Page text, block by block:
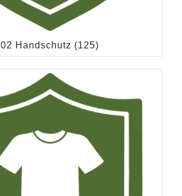
02 Handschutz (125)